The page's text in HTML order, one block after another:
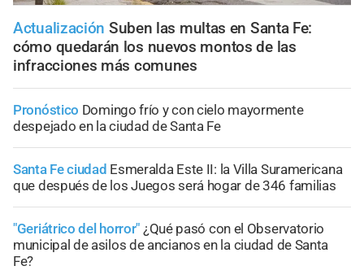
Actualización Suben las multas en Santa Fe:
cómo quedarán los nuevos montos de las
infracciones más comunes
Pronóstico Domingo frío y con cielo mayormente
despejado en la ciudad de Santa Fe
Santa Fe ciudad Esmeralda Este II: la Villa Suramericana
que después de los Juegos será hogar de 346 familias
"Geriátrico del horror" ¿Qué pasó con el Observatorio
municipal de asilos de ancianos en la ciudad de Santa
Fe?